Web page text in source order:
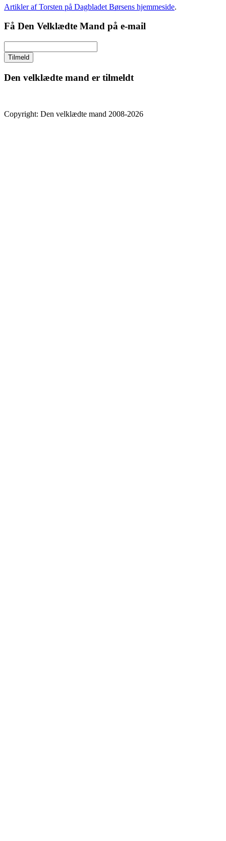
Artikler af Torsten på Dagbladet Børsens hjemmeside.
Få Den Velklædte Mand på e-mail
Den velklædte mand er tilmeldt
Copyright: Den velklædte mand 2008-2026